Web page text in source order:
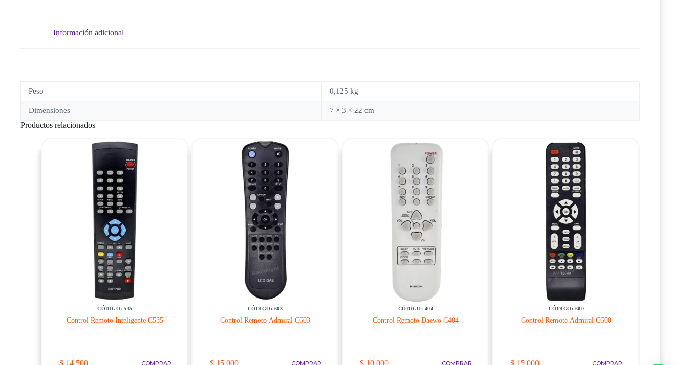
Información adicional
Peso 0,125 kg
Dimensiones 7 × 3 × 22 cm
Productos relacionados
CÓDIGO: 535
Control Remoto Inteligente C535
COMPRAR
CÓDIGO: 603
Control Remoto Admiral C603
COMPRAR
CÓDIGO: 404
Control Remoto Daewo C404
COMPRAR
CÓDIGO: 600
Control Remoto Admiral C600
COMPRAR